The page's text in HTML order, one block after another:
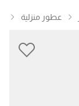
عطور منزلية